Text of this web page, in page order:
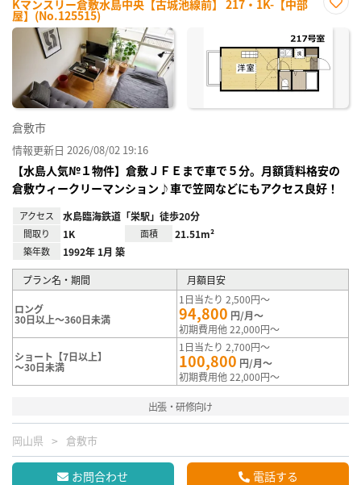
Kマンスリー倉敷水島中央【古城池線前】 217・1K-【中部
屋】(No.125515)
に入
り登
倉敷市
情報更新日 2026/08/02 19:16
【水島人気№１物件】倉敷ＪＦＥまで車で５分。月額賃料格安の
倉敷ウィークリーマンション♪車で笠岡などにもアクセス良好！
アクセス 水島臨海鉄道「栄駅」徒歩20分
間取り 1K 面積 21.51m²
築年数 1992年 1月 築
プラン名・期間 月額目安
ロング
30日以上～360日未満
1日当たり 2,500円～
94,800 円/月～
初期費用他 22,000円～
ショート【7日以上】
～30日未満
1日当たり 2,700円～
100,800 円/月～
初期費用他 22,000円～
出張・研修向け
岡山県 倉敷市
お問合わせ 電話する